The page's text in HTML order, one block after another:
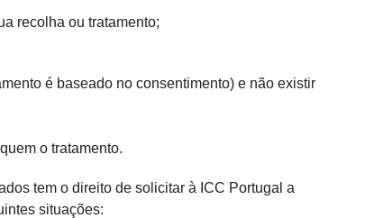
recolha ou tratamento;
é baseado no consentimento) e não existir
o tratamento.
tem o direito de solicitar à ICC Portugal a
situações: